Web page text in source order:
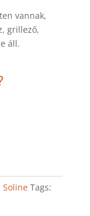
vannak,
grillező,
áll.
Soline Tags: